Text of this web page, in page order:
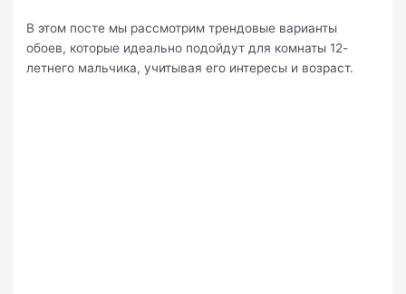
В этом посте мы рассмотрим трендовые варианты
обоев, которые идеально подойдут для комнаты 12-
летнего мальчика, учитывая его интересы и возраст.